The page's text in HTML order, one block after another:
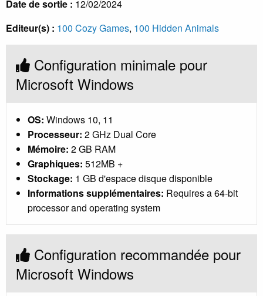
Date de sortie : 12/02/2024
Editeur(s) : 100 Cozy Games, 100 Hidden Animals
Configuration minimale pour
Microsoft Windows
OS: Windows 10, 11
Processeur: 2 GHz Dual Core
Mémoire: 2 GB RAM
Graphiques: 512MB +
Stockage: 1 GB d'espace disque disponible
Informations supplémentaires: Requires a 64-bit
processor and operating system
Configuration recommandée pour
Microsoft Windows